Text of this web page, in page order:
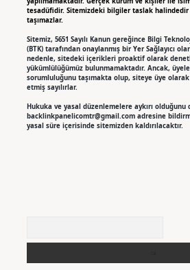
tesadüfidir. Sitemizdeki bilgiler taslak
taşımazlar.
Sitemiz, 5651 Sayılı Kanun gereğince Bilgi
(BTK) tarafından onaylanmış bir Yer Sağlayıcı
nedenle, sitedeki içerikleri proaktif olarak
yükümlülüğümüz bulunmamaktadır. Ancak,
sorumluluğunu taşımakta olup, siteye üye
etmiş sayılırlar.
Hukuka ve yasal düzenlemelere aykırı
backlinkpanelicomtr@gmail.comadresine
yasal süre içerisinde sitemizden kaldırılacaktır.